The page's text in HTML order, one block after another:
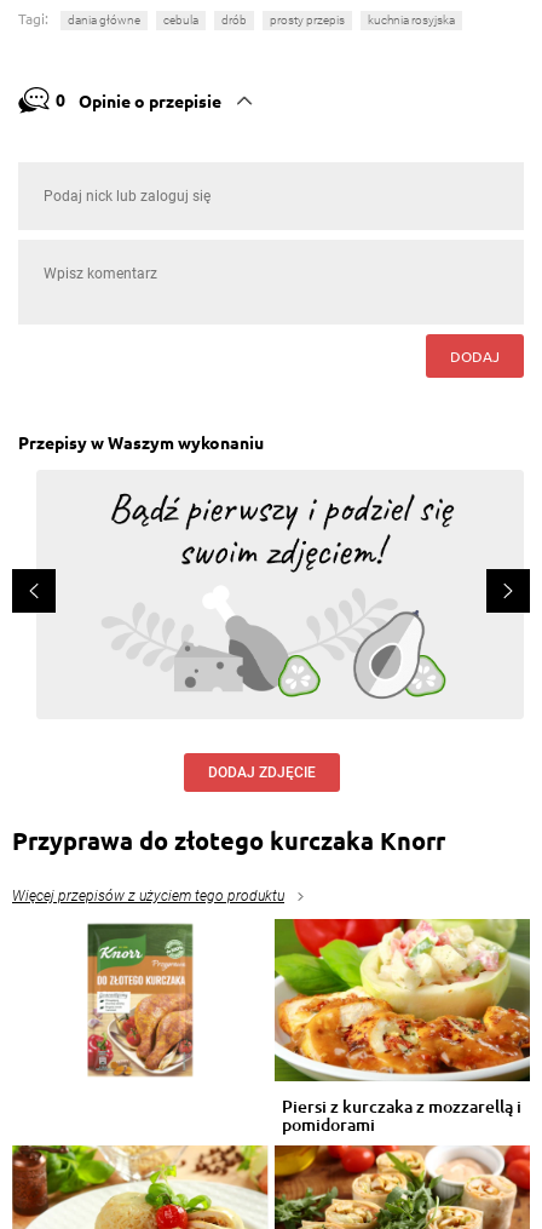
Tagi: dania główne cebula drób prosty przepis kuchnia rosyjska
0 Opinie o przepisie
DODAJ
Przepisy w Waszym wykonaniu
DODAJ ZDJĘCIE
Przyprawa do złotego kurczaka Knorr
Więcej przepisów z użyciem tego produktu
Piersi z kurczaka z mozzarellą i
pomidorami